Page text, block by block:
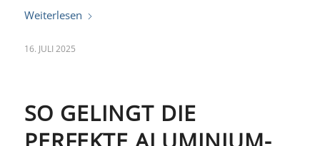
Weiterlesen
16. JULI 2025
SO GELINGT DIE